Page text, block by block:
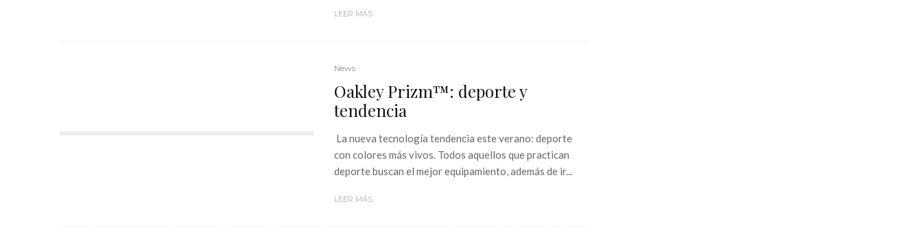
LEER MÁS
News
Oakley Prizm™: deporte y
tendencia
La nueva tecnología tendencia este verano: deporte
con colores más vivos. Todos aquellos que practican
deporte buscan el mejor equipamiento, además de ir...
LEER MÁS